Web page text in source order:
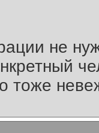
не
тоже